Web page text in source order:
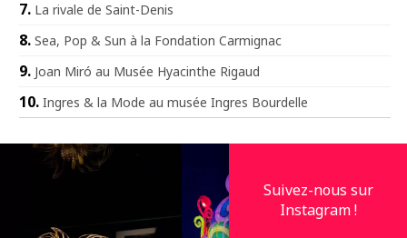
La rivale de Saint-Denis
Sea, Pop & Sun à la Fondation Carmignac
Joan Miró au Musée Hyacinthe Rigaud
Ingres & la Mode au musée Ingres Bourdelle
Suivez-nous sur
Instagram !